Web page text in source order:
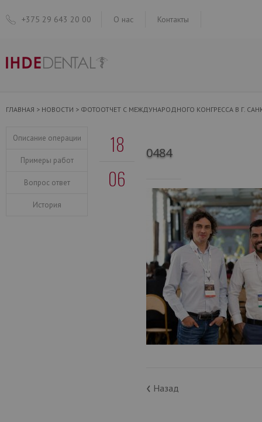
+375 29 643 20 00 О нас Контакты
ГЛАВНАЯ > НОВОСТИ > ФОТООТЧЕТ С МЕЖДУНАРОДНОГО КОНГРЕССА В Г.
Описание операции
Примеры работ
Вопрос ответ
История
18
06
0484
‹ Назад